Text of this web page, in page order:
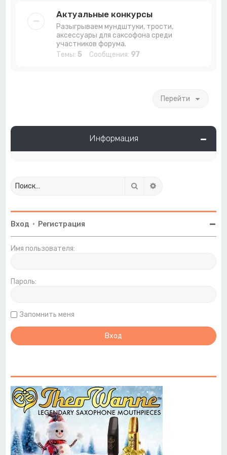
Актуальные конкурсы
Разыгрываем мундштуки, трости,
аксессуары для саксофона среди
участников форума.
Темы: 5 Сообщения: 97
Перейти
Информация
Поиск
Вход • Регистрация
Имя пользователя:
Пароль:
Запомнить меня